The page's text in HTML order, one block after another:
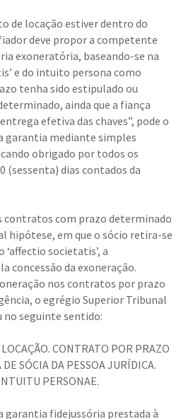
de locação estiver dentro do
deve propor a competente
exoneratória, baseando-se na
e do intuito persona como
tenha sido estipulado ou
ainda que a fiança
efetiva das chaves”, pode o
garantia mediante simples
obrigado por todos os
(sessenta) dias contados da
contratos com prazo determinado
hipótese, em que o sócio retira-se
‘affectio societatis’, a
concessão da exoneração.
nos contratos por prazo
o egrégio Superior Tribunal
no seguinte sentido:
CONTRATO POR PRAZO
SÓCIA DA PESSOA JURÍDICA.
PERSONAE.
garantia fidejussória prestada à